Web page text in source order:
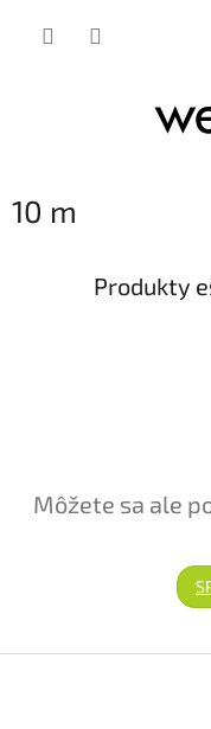
10 m
Produkty
Môžete sa ale